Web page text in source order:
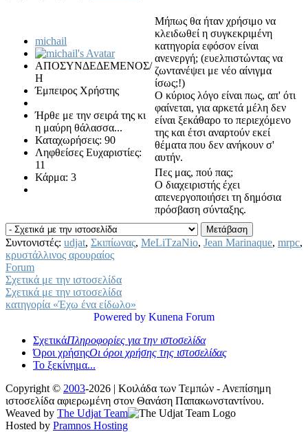
michail
ΑΠΟΣΥΝΔΕΔΕΜΕΝΟΣ/
Η
Έμπειρος Χρήστης
Ήρθε με την σειρά της κι
η μαύρη θάλασσα...
Καταχωρήσεις: 90
Ληφθείσες Ευχαριστίες:
11
Κάρμα: 3
Μήπως θα ήταν χρήσιμο να
κλειδωθεί η συγκεκριμένη
κατηγορία εφόσον είναι
ανενεργή; (ευελπιστώντας να
ζωντανέψει με νέο αίνιγμα
ίσως;!)
Ο κύριος λόγο είναι πως, απ' ότι
φαίνεται, για αρκετά μέλη δεν
είναι ξεκάθαρο το περιεχόμενο
της και έτσι αναρτούν εκεί
θέματα που δεν ανήκουν σ'
αυτήν.
Πες μας, πού πας;
Ο διαχειριστής έχει
απενεργοποιήσει τη δημόσια
πρόσβαση σύνταξης.
Συντονιστές: udjat, Σκιπίωνας, MeLiTzaNio, Jean Marinaque, mrpc,
κρυστάλλινος αρουραίος
Forum
Σχετικά με την ιστοσελίδα
Σχετικά με την ιστοσελίδα
κατηγορία «Έχω ένα είδωλο»
Powered by Kunena Forum
ΣχετικάΠληροφορίες για την ιστοσελίδα
Όροι χρήσηςΟι όροι χρήσης της ιστοσελίδας
Το ξεκίνημα...
Copyright © 2003-2026 | Κοιλάδα των Τεμπών - Ανεπίσημη
ιστοσελίδα αφιερωμένη στον Θανάση Παπακωνσταντίνου.
Weaved by The Udjat Team
Hosted by Pramnos Hosting